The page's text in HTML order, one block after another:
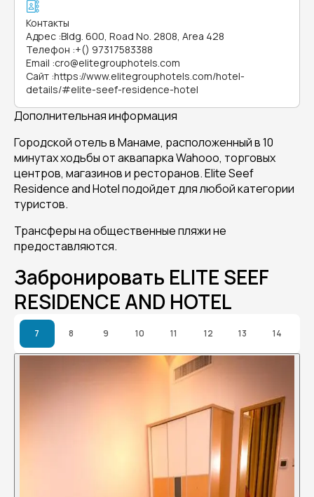
Контакты
Адрес :Bldg. 600, Road No. 2808, Area 428
Телефон :+() 97317583388
Email :cro@elitegrouphotels.com
Сайт :https://www.elitegrouphotels.com/hotel-
details/#elite-seef-residence-hotel
Дополнительная информация
Городской отель в Манаме, расположенный в 10
минутах ходьбы от аквапарка Wahooo, торговых
центров, магазинов и ресторанов. Elite Seef
Residence and Hotel подойдет для любой категории
туристов.
Трансферы на общественные пляжи не
предоставляются.
Забронировать ELITE SEEF
RESIDENCE AND HOTEL
7 8 9 10 11 12 13 14